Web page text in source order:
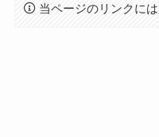
当ページのリンクに